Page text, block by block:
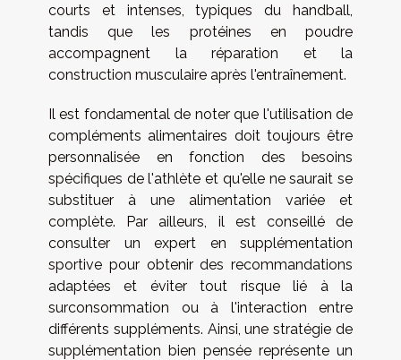
courts et intenses, typiques du handball,
tandis que les protéines en poudre
accompagnent la réparation et la
construction musculaire après l'entraînement.
Il est fondamental de noter que l'utilisation de
compléments alimentaires doit toujours être
personnalisée en fonction des besoins
spécifiques de l'athlète et qu'elle ne saurait se
substituer à une alimentation variée et
complète. Par ailleurs, il est conseillé de
consulter un expert en supplémentation
sportive pour obtenir des recommandations
adaptées et éviter tout risque lié à la
surconsommation ou à l'interaction entre
différents suppléments. Ainsi, une stratégie de
supplémentation bien pensée représente un